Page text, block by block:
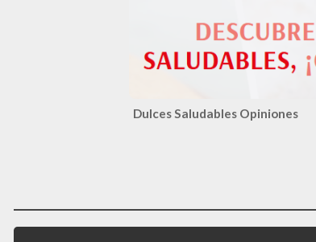
Dulces Saludables Opiniones